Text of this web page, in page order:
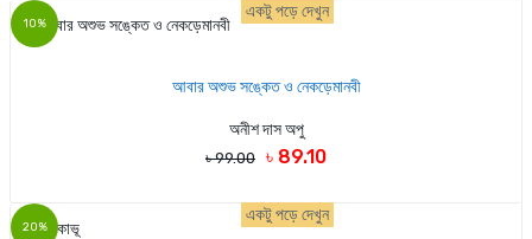
10%
একটু পড়ে দেখুন
আবার অশুভ সঙ্কেত ও নেকড়েমানবী
অনীশ দাস অপু
৳ 99.00 ৳ 89.10
20%
একটু পড়ে দেখুন